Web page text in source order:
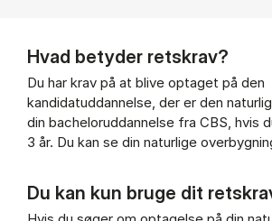
Hvad betyder retskrav?
Du har krav på at blive optaget på den
kandidatuddannelse, der er den
din bacheloruddannelse fra CBS, hvis
3 år. Du kan se din naturlige
Du kan kun bruge dit